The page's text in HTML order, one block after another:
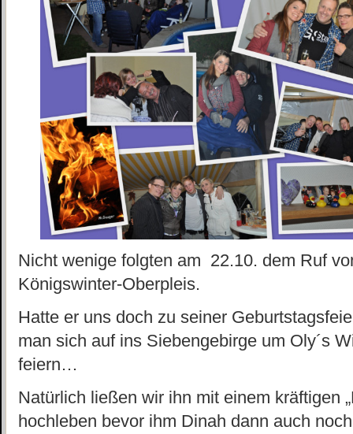
Nicht wenige folgten am 22.10. dem Ruf
Königswinter-Oberpleis.
Hatte er uns doch zu seiner
man sich auf ins Siebengebirge um Oly´s
feiern…
Natürlich ließen wir ihn mit einem kräftigen
hochleben bevor ihm Dinah dann auch